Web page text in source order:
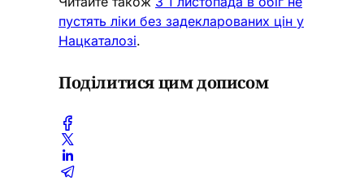
пустять ліки без задекларованих цін у
Нацкаталозі.
Поділитися цим дописом